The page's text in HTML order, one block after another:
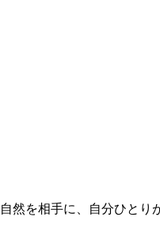
然を相手に、自分ひと